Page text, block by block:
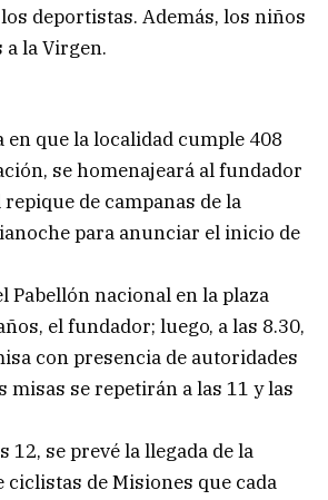
deportistas. Además, los niños
la Virgen.
en que la localidad cumple 408
se homenajeará al fundador
de campanas de la
para anunciar el inicio de
Pabellón nacional en la plaza
el fundador; luego, a las 8.30,
con presencia de autoridades
misas se repetirán a las 11 y las
12, se prevé la llegada de la
ciclistas de Misiones que cada